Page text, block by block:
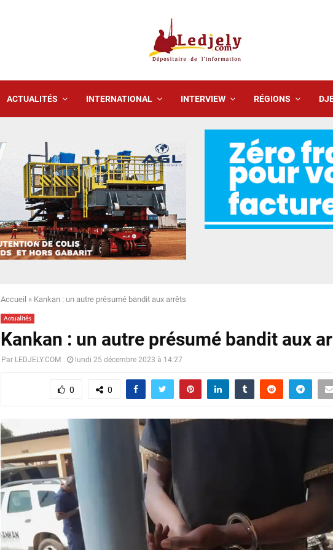
ACTUALITÉS INTERNATIONAL INTERVIEW RÉGIONS
Accueil » Kankan : un autre présumé bandit aux arrêts
Actualités
Kankan : un autre présumé bandit aux
Par LEDJELY.COM lundi 25 décembre 2023 à 14:27
0 0